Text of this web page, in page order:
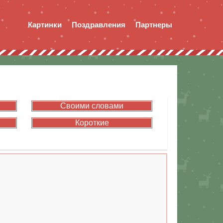
Картинки Поздравления Партнеры
Своими словами
Короткие